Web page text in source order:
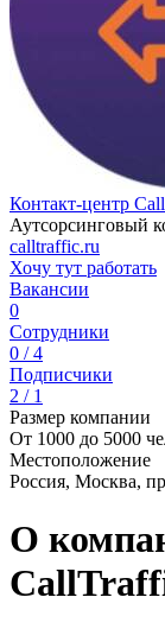
Контакт-центр
Аутсорсинговый
calltraffic.ru
Хочу тут работать
Вакансии
0
Сотрудники
0 / 4
Подписчики
2 / 1
Размер компании
От 1000 до 5000
Местоположение
Россия, Москва,
О